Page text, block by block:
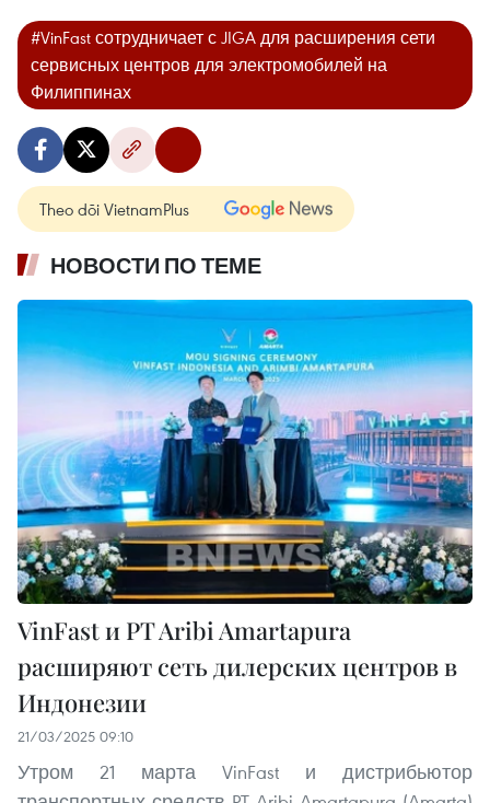
#VinFast сотрудничает с JIGA для расширения сети
сервисных центров для электромобилей на
Филиппинах
Theo dõi VietnamPlus
НОВОСТИ ПО ТЕМЕ
VinFast и PT Aribi Amartapura
расширяют сеть дилерских центров в
Индонезии
21/03/2025 09:10
Утром 21 марта VinFast и дистрибьютор